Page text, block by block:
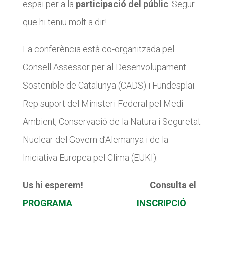
espai per a la participació del públic. Segur
que hi teniu molt a dir!
La conferència està co-organitzada pel
Consell Assessor per al Desenvolupament
Sostenible de Catalunya (CADS) i Fundesplai.
Rep suport del Ministeri Federal pel Medi
Ambient, Conservació de la Natura i Seguretat
Nuclear del Govern d’Alemanya i de la
Iniciativa Europea pel Clima (EUKI).
Us hi esperem! Consulta el
PROGRAMA INSCRIPCIÓ